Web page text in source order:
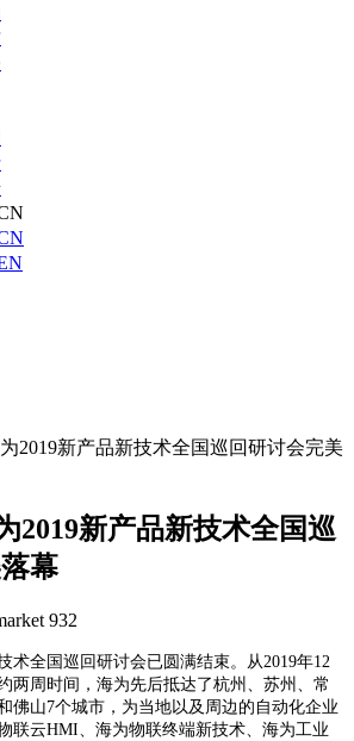
2019新产品新技术全国巡回研讨会完美
2019新产品新技术全国巡
幕
932
全国巡回研讨会已圆满结束。从2019年12
两周时间，海为先后抵达了杭州、苏州、常
佛山7个城市，为当地以及周边的自动化企业
联云HMI、海为物联终端新技术、海为工业